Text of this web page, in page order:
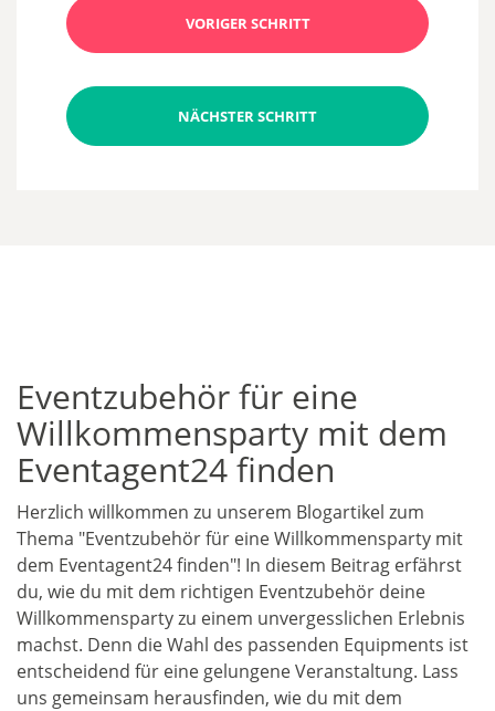
VORIGER SCHRITT
NÄCHSTER SCHRITT
Eventzubehör für eine
Willkommensparty mit dem
Eventagent24 finden
Herzlich willkommen zu unserem Blogartikel zum
Thema "Eventzubehör für eine Willkommensparty mit
dem Eventagent24 finden"! In diesem Beitrag erfährst
du, wie du mit dem richtigen Eventzubehör deine
Willkommensparty zu einem unvergesslichen Erlebnis
machst. Denn die Wahl des passenden Equipments ist
entscheidend für eine gelungene Veranstaltung. Lass
uns gemeinsam herausfinden, wie du mit dem